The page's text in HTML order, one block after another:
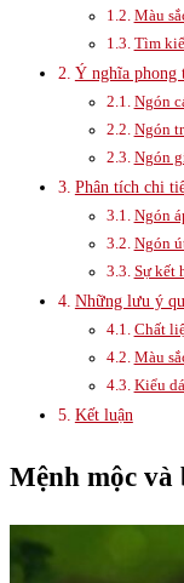
Màu
Tìm
Ý nghĩa phong
Ngón
Ngón
Ngón
Phân tích chi
Ngón
Ngón
Sự kết
Những lưu ý
Chất
Màu
Kiểu
Kết luận
Mệnh mộc và